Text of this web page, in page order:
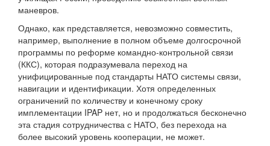
маневров.
Однако, как представляется, невозможно совместить,
например, выполнение в полном объеме долгосрочной
программы по реформе командно-контрольной связи
(ККС), которая подразумевала переход на
унифицированные под стандарты НАТО системы связи,
навигации и идентификации. Хотя определенных
ограничений по количеству и конечному сроку
имплементации IPAP нет, но и продолжаться бесконечно
эта стадия сотрудничества с НАТО, без перехода на
более высокий уровень кооперации, не может.